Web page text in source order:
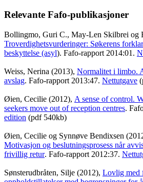
Relevante Fafo-publikasjoner
Bollingmo, Guri C., May-Len Skilbrei og
Troverdighetsvurderinger: Søkerens
beskyttelse (asyl). Fafo-rapport 2014:01.
Weiss, Nerina (2013), Normalitet i limbo.
avslag. Fafo-rapport 2013:47. Nettutgave
Øien, Cecilie (2012), A sense of control.
seekers move out of reception centres.
edition (pdf 540kb)
Øien, Cecilie og Synnøve Bendixsen
Motivasjon og beslutningsprosess når
frivillig retur. Fafo-rapport 2012:37.
Sønsterudbråten, Silje (2012), Lovlig med